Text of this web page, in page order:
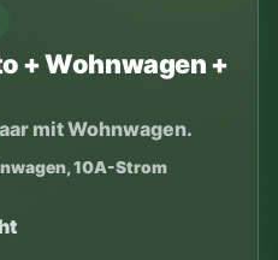
+ Wohnwagen +
mit Wohnwagen.
10A-Strom